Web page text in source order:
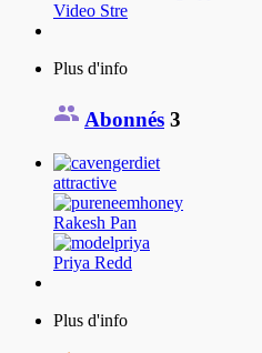
Video Stre
Plus d'info
Abonnés 3
attractive
Rakesh Pan
Priya Redd
Plus d'info